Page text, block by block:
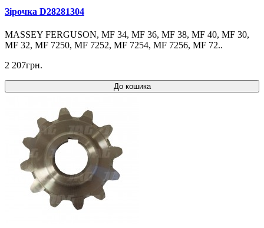
Зірочка D28281304
MASSEY FERGUSON, MF 34, MF 36, MF 38, MF 40, MF 30,
MF 32, MF 7250, MF 7252, MF 7254, MF 7256, MF 72..
2 207грн.
До кошика